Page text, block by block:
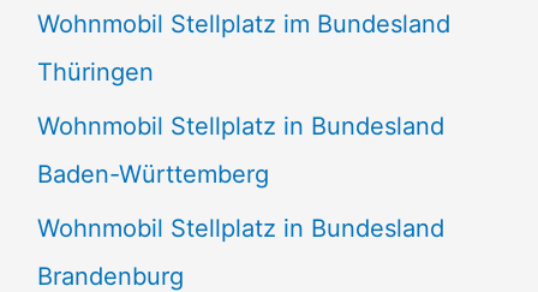
Wohnmobil Stellplatz im Bundesland
Thüringen
Wohnmobil Stellplatz in Bundesland
Baden-Württemberg
Wohnmobil Stellplatz in Bundesland
Brandenburg